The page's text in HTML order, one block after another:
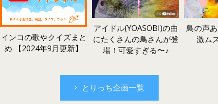
インコの歌やクイズまと
め 【2024年9月更新】
アイドル(YOASOBI)の曲
にたくさんの鳥さんが登
場！可愛すぎる〜♪
鳥の声
激ム
とりっち企画一覧